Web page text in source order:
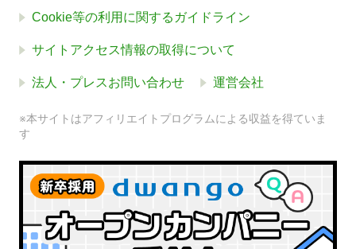
Cookie等の利用に関するガイドライン
サイトアクセス情報の取得について
法人・プレスお問い合わせ 運営会社
※本サイトはアフィリエイトプログラムによる収益を得ていま
す